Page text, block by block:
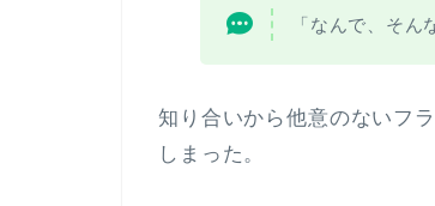
「なんで、そん
知り合いから他意のないフ
しまった。